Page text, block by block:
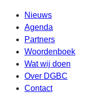
Nieuws
Agenda
Partners
Woordenboek
Wat wij doen
Over DGBC
Contact